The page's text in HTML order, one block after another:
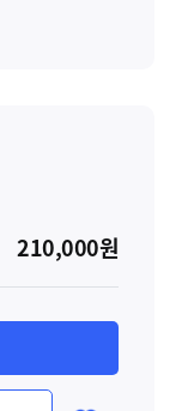
210,000원